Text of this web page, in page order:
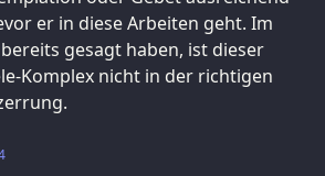
er in diese Arbeiten geht. Im
gesagt haben, ist dieser
Komplex nicht in der richtigen